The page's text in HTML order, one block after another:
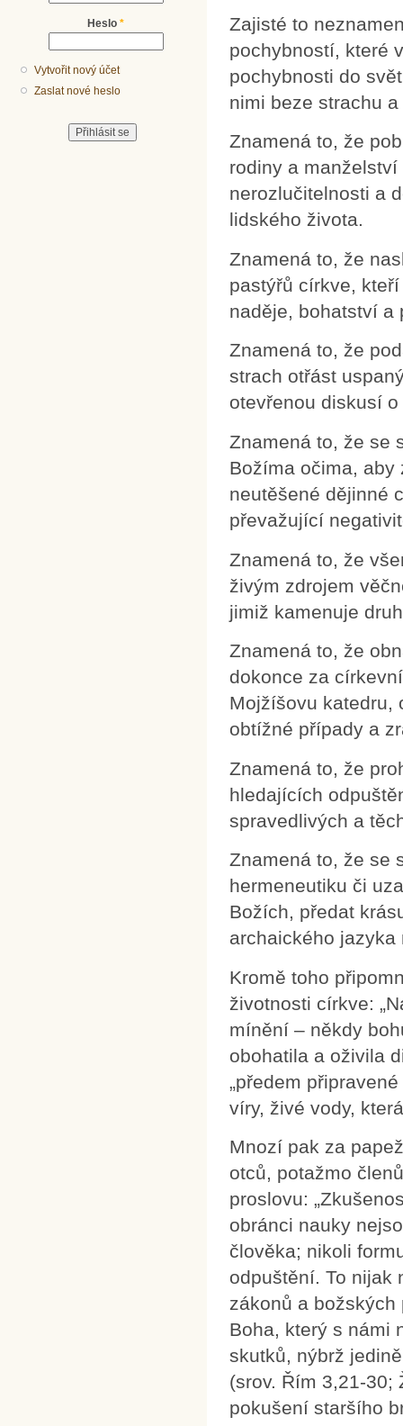
Heslo *
Vytvořit nový účet
Zaslat nové heslo
Zajisté to
pochybností, které
pochybnosti do
nimi beze strachu
Znamená to, že
rodiny a
nerozlučitelnosti a
lidského života.
Znamená to, že
pastýřů církve,
naděje, bohatství a
Znamená to, že
strach otřást
otevřenou diskusí
Znamená to, že se
Božíma očima,
neutěšené dějinné
převažující
Znamená to, že
živým zdrojem
jimiž kamenuje
Znamená to, že
dokonce za
Mojžíšovu katedru,
obtížné případy a
Znamená to, že
hledajících
spravedlivých a
Znamená to, že se
hermeneutiku či
Božích, předat
archaického jazyka
Kromě toho
životnosti církve:
mínění – někdy
obohatila a oživila
„předem
víry, živé vody,
Mnozí pak za
otců, potažmo
proslovu:
obránci nauky
člověka; nikoli
odpuštění. To nijak
zákonů a
Boha, který s námi
skutků, nýbrž
(srov. Řím 3,21-30;
pokušení staršího